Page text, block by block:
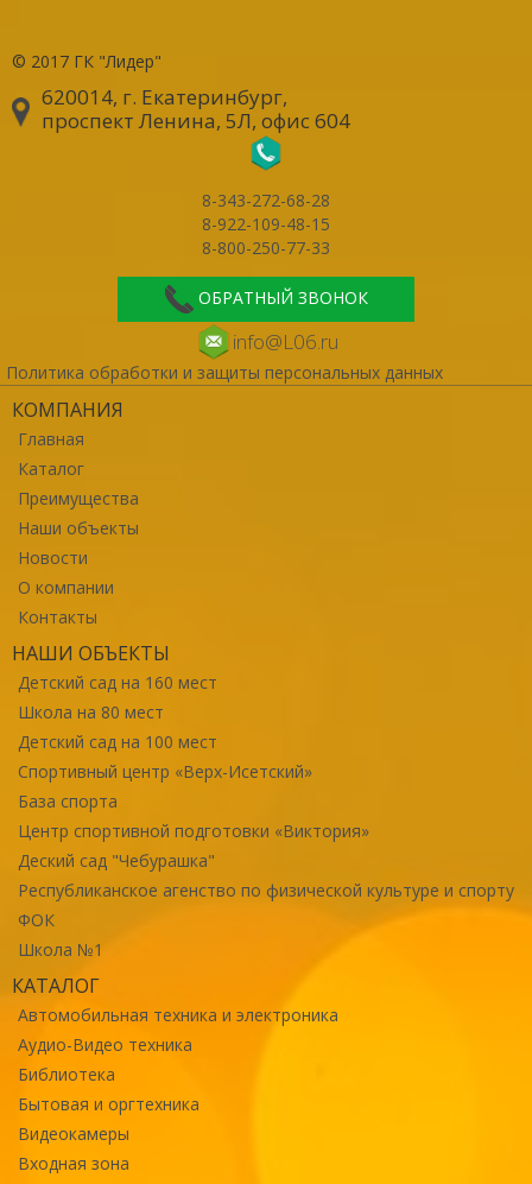
© 2017 ГК "Лидер"
620014, г. Екатеринбург,
проспект Ленина, 5Л, офис 604
8-343-272-68-28
8-922-109-48-15
8-800-250-77-33
ОБРАТНЫЙ ЗВОНОК
info@L06.ru
Политика обработки и защиты персональных данных
КОМПАНИЯ
Главная
Каталог
Преимущества
Наши объекты
Новости
О компании
Контакты
НАШИ ОБЪЕКТЫ
Детский сад на 160 мест
Школа на 80 мест
Детский сад на 100 мест
Спортивный центр «Верх-Исетский»
База спорта
Центр спортивной подготовки «Виктория»
Деский сад "Чебурашка"
Республиканское агенство по физической культуре и спорту
ФОК
Школа №1
КАТАЛОГ
Автомобильная техника и электроника
Аудио-Видео техника
Библиотека
Бытовая и оргтехника
Видеокамеры
Входная зона